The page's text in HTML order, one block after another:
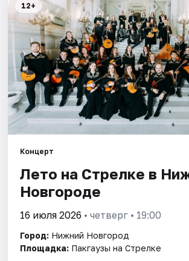
Выставки
Квесты
Экскурсии
Спорт
События
Города
Площадки
Рейтинги
12+
Концерт
Лето на Стрелке в
Новгороде
16 июля 2026 • четверг • 19:00
Город: Нижний Новгород
Площадка: Пакгаузы на Стрелке